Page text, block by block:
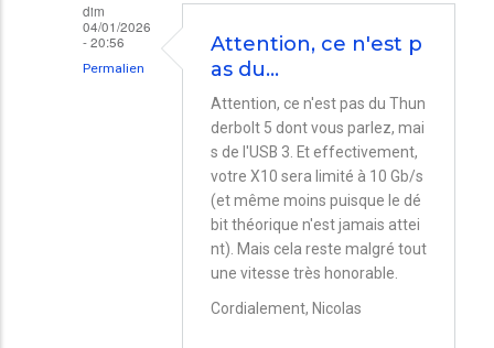
dim
04/01/2026
- 20:56
Permalien
Attention, ce n'est p
as du…
Attention, ce n'est pas du Thun
derbolt 5 dont vous parlez, mai
s de l'USB 3. Et effectivement,
votre X10 sera limité à 10 Gb/s
(et même moins puisque le dé
bit théorique n'est jamais attei
nt). Mais cela reste malgré tout
une vitesse très honorable.
Cordialement, Nicolas